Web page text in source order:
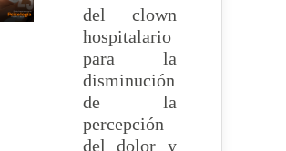
del clown
hospitalario
para la
disminución
de la
percepción
del dolor y